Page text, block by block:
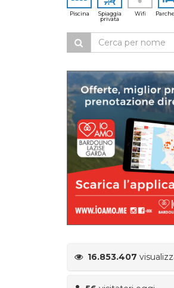
Piscina
Spiaggia
privata
Wifi
16.853.407